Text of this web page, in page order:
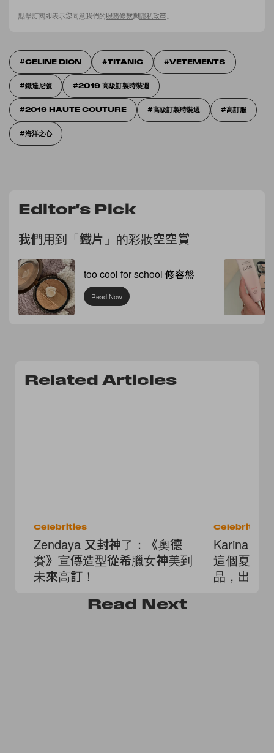
點擊訂閱即表示您同意我們的服務條款與隱私政策
CELINE DION TITANIC VETEMENTS
鐵達尼號 2019 高級訂製時裝週
2019 HAUTE COUTURE 高級訂製時裝週 高訂服
海洋之心
Editor's Pick
我們用到「鐵片」的彩妝空空賞
too cool for school 修容盤
Read Now
Related Articles
Celebrities
Zendaya 又封神了：《奧德
賽》宣傳造型從希臘女神美到
未來高訂！
Celebrities
Karina 私
這個夏天
品，出鏡
Read Next